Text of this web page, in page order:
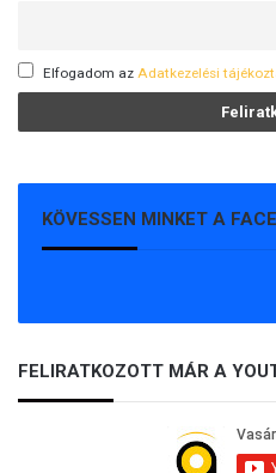
Elfogadom az Adatkezelési
KÖVESSEN MINKET A
FELIRATKOZOTT MÁR A